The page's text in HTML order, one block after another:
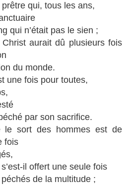
qui, tous les ans,
qui n’était pas le sien ;
aurait dû plusieurs fois
du monde.
une fois pour toutes,
par son sacrifice.
sort des hommes est de
fois
il offert une seule fois
de la multitude ;